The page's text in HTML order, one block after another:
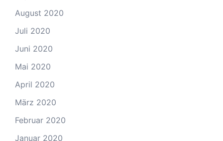
August 2020
Juli 2020
Juni 2020
Mai 2020
April 2020
März 2020
Februar 2020
Januar 2020